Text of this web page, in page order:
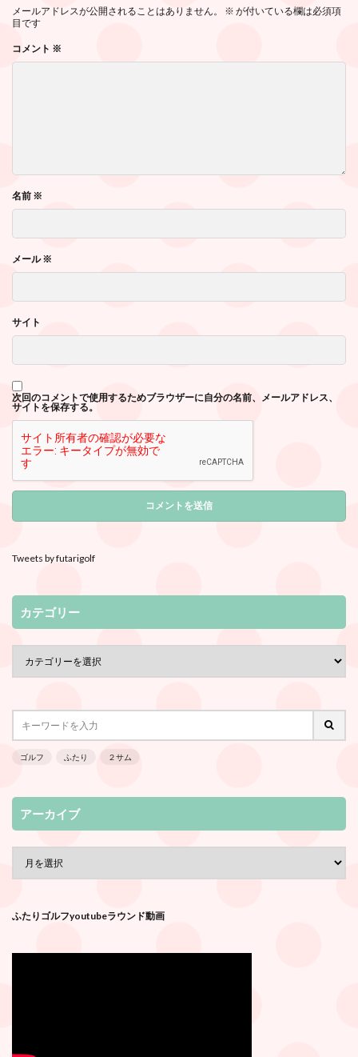
メールアドレスが公開されることはありません。 ※ が付いている欄は必須項
目です
コメント ※
名前 ※
メール※
サイト
次回のコメントで使用するためブラウザーに自分の名前、メールアドレス、
サイトを保存する。
Tweets by futarigolf
カテゴリー
ゴルフ ふたり ２サム
アーカイブ
ふたりゴルフyoutubeラウンド動画